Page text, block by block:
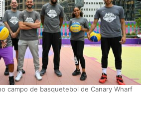
campo de basquetebol de Canary Wharf